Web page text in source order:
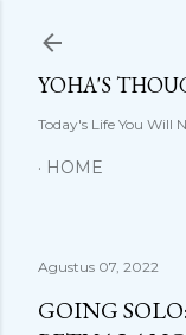
YOHA'S
Today's Life You Will
HOME
Agustus 07, 2022
GOING